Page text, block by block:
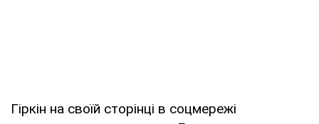
Гіркін на своїй сторінці в соцмережі